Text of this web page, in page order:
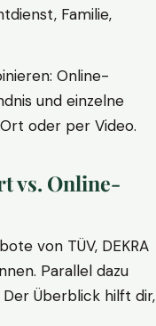
Familie,
Online-
und einzelne
oder per Video.
vs. Online-
von TÜV, DEKRA
Parallel dazu
Überblick hilft dir,